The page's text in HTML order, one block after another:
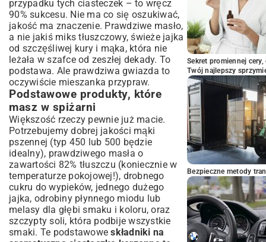
przypadku tych ciasteczek – to wręcz
90% sukcesu. Nie ma co się oszukiwać,
jakość ma znaczenie. Prawdziwe masło,
a nie jakiś miks tłuszczowy, świeże jajka
od szczęśliwej kury i mąka, która nie
leżała w szafce od zeszłej dekady. To
podstawa. Ale prawdziwa gwiazda to
oczywiście mieszanka przypraw.
Podstawowe produkty, które
masz w spiżarni
Większość rzeczy pewnie już macie.
Potrzebujemy dobrej jakości mąki
pszennej (typ 450 lub 500 będzie
idealny), prawdziwego masła o
zawartości 82% tłuszczu (koniecznie w
temperaturze pokojowej!), drobnego
cukru do wypieków, jednego dużego
jajka, odrobiny płynnego miodu lub
melasy dla głębi smaku i koloru, oraz
szczypty soli, która podbije wszystkie
smaki. Te podstawoweskładniki na
Sekret promiennej
Twój najlepszy
Bezpieczne metody